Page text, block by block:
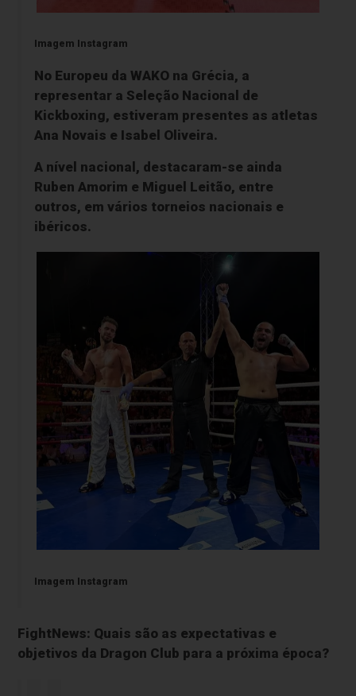
Imagem Instagram
No Europeu da WAKO na Grécia, a
representar a Seleção Nacional de
Kickboxing, estiveram presentes as atletas
Ana Novais e Isabel Oliveira.
A nível nacional, destacaram-se ainda
Ruben Amorim e Miguel Leitão, entre
outros, em vários torneios nacionais e
ibéricos.
Imagem Instagram
FightNews: Quais são as expectativas e
objetivos da Dragon Club para a próxima época?